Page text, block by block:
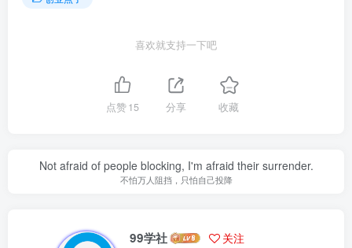
喜欢就支持一下吧
点赞15 分享 收藏
Not afraid of people blocking, I'm afraid their surrender.
不怕万人阻挡，只怕自己投降
99学社 关注